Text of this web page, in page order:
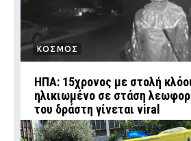
ΚΟΣΜΟΣ
ΗΠΑ: 15χρονος με στολή
ηλικιωμένο σε στάση
του δράστη γίνεται viral